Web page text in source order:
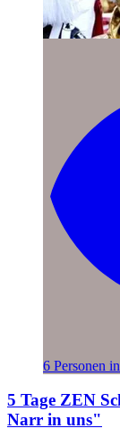
6 Personen
5 Tage ZEN
Narr in uns"